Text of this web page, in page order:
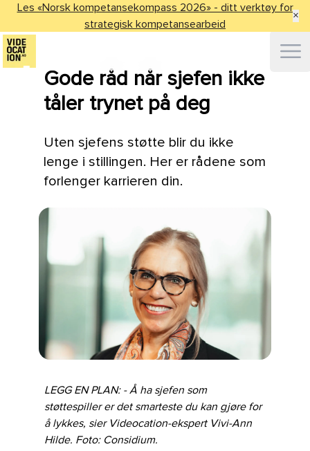
Les «Norsk kompetansekompass 2026» - ditt verktøy for
strategisk kompetansearbeid
×
Gode råd når sjefen ikke
tåler trynet på deg
Uten sjefens støtte blir du ikke
lenge i stillingen. Her er rådene som
forlenger karrieren din.
LEGG EN PLAN: - Å ha sjefen som
støttespiller er det smarteste du kan gjøre for
å lykkes, sier Videocation-ekspert Vivi-Ann
Hilde. Foto: Considium.